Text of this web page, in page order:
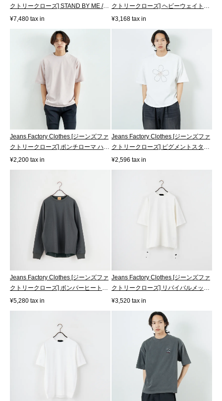
クトリークローズ] STAND BY ME /
40T...
¥7,480 tax in
クトリークローズ] ヘビーウェイト
ユ...
¥3,168 tax in
Jeans Factory Clothes [ジーンズファ
クトリークローズ] ポンチローマ ハ
ー...
¥2,200 tax in
Jeans Factory Clothes [ジーンズファ
クトリークローズ] ピグメントスタ
ッ...
¥2,596 tax in
Jeans Factory Clothes [ジーンズファ
クトリークローズ] ボンバーヒート
ハ...
¥5,280 tax in
Jeans Factory Clothes [ジーンズファ
クトリークローズ] リバイバルメッ
シ...
¥3,520 tax in